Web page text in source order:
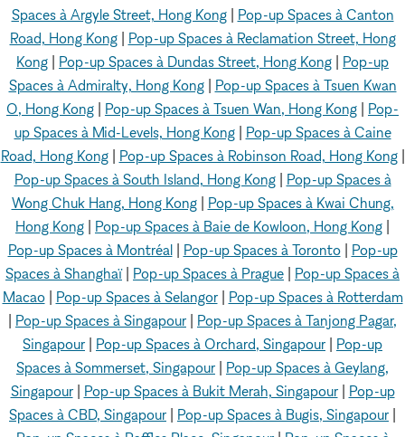
Spaces à Argyle Street, Hong Kong| Pop-up Spaces à Canton
Road, Hong Kong| Pop-up Spaces à Reclamation Street, Hong
Kong
Pop-up Spaces à Dundas Street, Hong Kong
Pop-up
Spaces à Admiralty, Hong Kong| Pop-up Spaces à Tsuen Kwan
O, Hong Kong
Pop-up Spaces à Tsuen Wan, Hong Kong
Pop-
up Spaces à Mid-Levels, Hong Kong| Pop-up Spaces à Caine
Road, Hong Kong| Pop-up Spaces à Robinson Road, Hong Kong|
Pop-up Spaces à South Island, Hong Kong| Pop-up Spaces à
Wong Chuk Hang, Hong Kong| Pop-up Spaces à Kwai Chung,
Hong Kong
Pop-up Spaces à Baie de Kowloon, Hong Kong
Pop-up Spaces à Montréal| Pop-up Spaces à Toronto| Pop-up
Spaces à Shanghaï| Pop-up Spaces à Prague
Pop-up Spaces à
Macao| Pop-up Spaces à Selangor| Pop-up Spaces à Rotterdam
Pop-up Spaces à Singapour
Pop-up Spaces à Tanjong Pagar,
Singapour
Pop-up Spaces à Orchard, Singapour
Pop-up
Spaces à Sommerset, Singapour
Pop-up Spaces à Geylang,
Singapour| Pop-up Spaces à Bukit Merah, Singapour| Pop-up
Spaces à CBD, Singapour
Pop-up Spaces à Bugis, Singapour